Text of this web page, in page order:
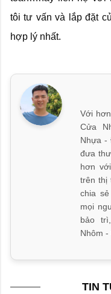
tôi tư vấn và lắp đặt
hợp lý nhất.
Với
Cửa
Nhựa -
đưa
hơn
trên thị
chia
mọi
bảo
Nhôm
TIN